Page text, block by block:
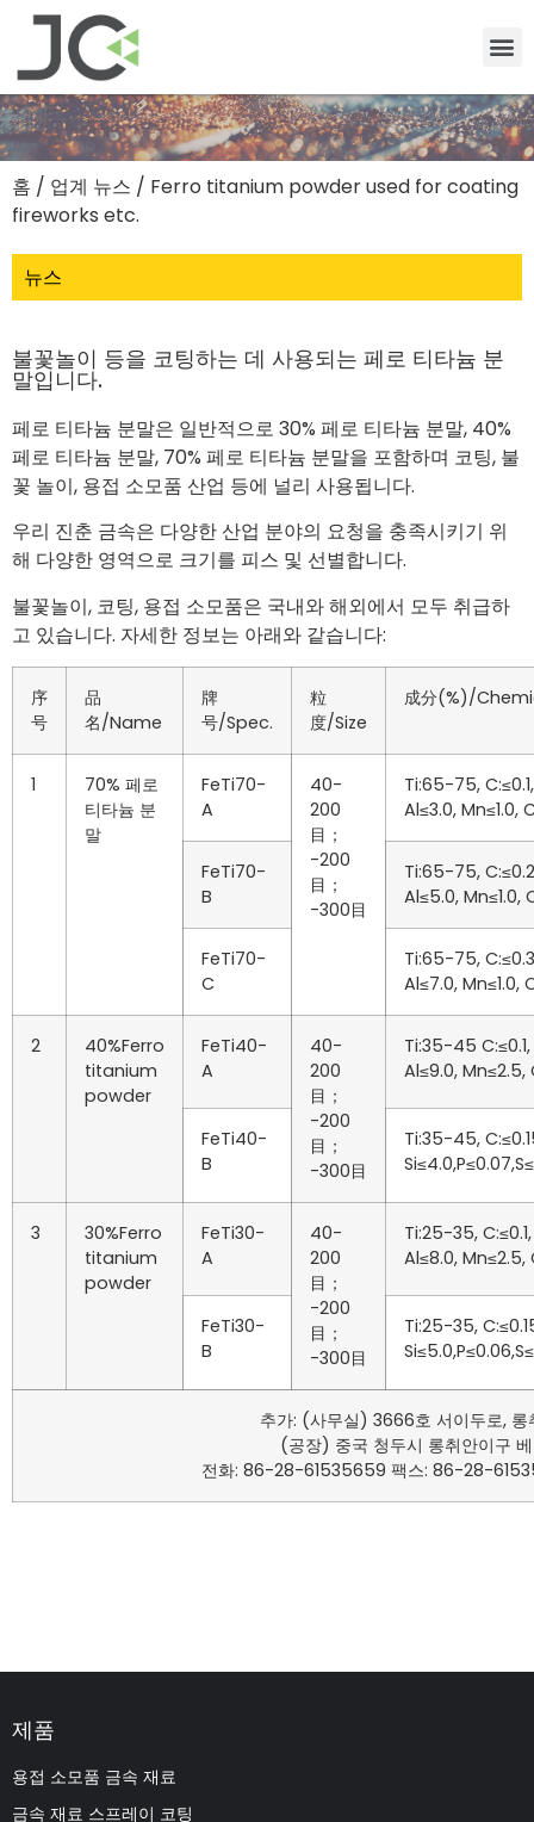
홈 / 업계 뉴스 / Ferro titanium powder used for coating
fireworks etc.
뉴스
불꽃놀이 등을 코팅하는 데 사용되는 페로 티타늄 분
말입니다.
페로 티타늄 분말은 일반적으로 30% 페로 티타늄 분말, 40%
페로 티타늄 분말, 70% 페로 티타늄 분말을 포함하며 코팅, 불
꽃 놀이, 용접 소모품 산업 등에 널리 사용됩니다.
우리 진춘 금속은 다양한 산업 분야의 요청을 충족시키기 위
해 다양한 영역으로 크기를 피스 및 선별합니다.
불꽃놀이, 코팅, 용접 소모품은 국내와 해외에서 모두 취급하
고 있습니다. 자세한 정보는 아래와 같습니다:
序
号
品
名/Name
牌
号/Spec.
粒
度/Size
成分(%)/
1
70% 페로
티타늄 분
말
FeTi70-
A
40-
200
目；
-200
目；
-300目
Ti:65-75,
Al≤3.0, Mn≤1.0,
FeTi70-
B
Ti:65-75,
Al≤5.0, Mn≤1.0,
FeTi70-
C
Ti:65-75,
Al≤7.0, Mn≤1.0,
2
40%Ferro
titanium
powder
FeTi40-
A
40-
200
目；
-200
目；
-300目
Ti:35-45
Al≤9.0, Mn≤2.5,
FeTi40-
B
Ti:35-45,
3
30%Ferro
titanium
powder
FeTi30-
A
40-
200
目；
-200
目；
-300目
Ti:25-35,
Al≤8.0, Mn≤2.5,
FeTi30-
B
Ti:25-35,
추가: (사무실) 3666호 서이두로, 롱
(공장) 중국 청두시 롱취안이구
전화: 86-28-61535659 팩스: 86-28-
제품
용접 소모품 금속 재료
금속 재료 스프레이 코팅